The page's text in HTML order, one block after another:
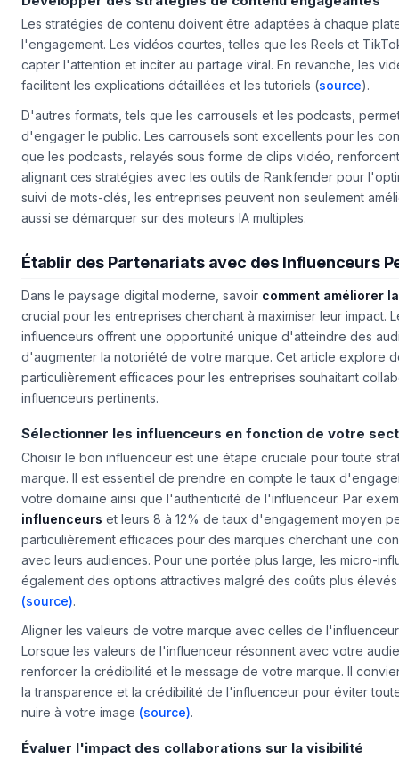
Développer des stratégies de contenu engageantes
Les stratégies de contenu doivent être adaptées à chaque
l'engagement. Les vidéos courtes, telles que les Reels et
capter l'attention et inciter au partage viral. En revanche, les
D'autres formats, tels que les carrousels et les podcasts,
d'engager le public. Les carrousels sont excellents pour les
que les podcasts, relayés sous forme de clips vidéo,
alignant ces stratégies avec les outils de Rankfender pour
suivi de mots-clés, les entreprises peuvent non seulement
Dans le paysage digital moderne, savoircomment améliorer
crucial pour les entreprises cherchant à maximiser leur impact.
influenceurs offrent une opportunité unique d'atteindre des
d'augmenter la notoriété de votre marque. Cet article explore
particulièrement efficaces pour les entreprises souhaitant
Sélectionner les influenceurs en fonction de votre
Choisir le bon influenceur est une étape cruciale pour toute
marque. Il est essentiel de prendre en compte le taux
votre domaine ainsi que l'authenticité de l'influenceur. Par
influenceurset leurs 8 à 12% de taux d'engagement moyen
particulièrement efficaces pour des marques cherchant une
avec leurs audiences. Pour une portée plus large, les micro-
également des options attractives malgré des coûts plus
(source)
Aligner les valeurs de votre marque avec celles de
Lorsque les valeurs de l'influenceur résonnent avec votre
renforcer la crédibilité et le message de votre marque. Il
la transparence et la crédibilité de l'influenceur pour éviter